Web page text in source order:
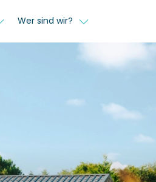
Wer sind wir?